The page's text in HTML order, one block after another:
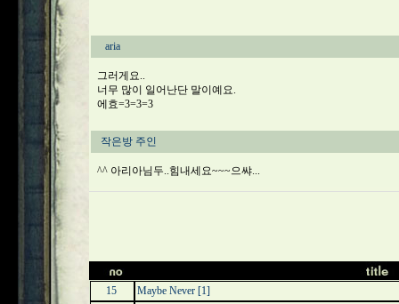
aria
그러게요..
너무 많이 일어난단 말이예요.
에효=3=3=3
작은방 주인
^^ 아리아님두..힘내세요~~~으쌰...
15 Maybe Never [1]